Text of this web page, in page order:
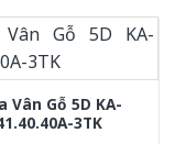
Vân Gỗ 5D KA-
3TK